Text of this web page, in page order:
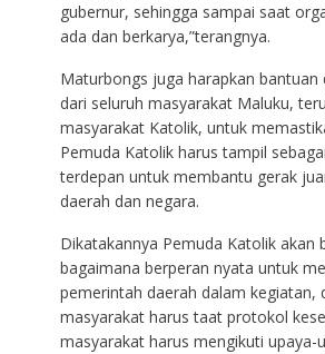
gubernur, sehingga sampai saat
ada dan berkarya,”terangnya.
Maturbongs juga harapkan bantuan
dari seluruh masyarakat Maluku,
masyarakat Katolik, untuk
Pemuda Katolik harus tampil
terdepan untuk membantu gerak
daerah dan negara.
Dikatakannya Pemuda Katolik akan
bagaimana berperan nyata untuk
pemerintah daerah dalam kegiatan,
masyarakat harus taat protokol
masyarakat harus mengikuti upaya-